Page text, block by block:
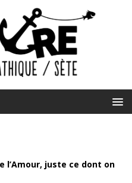
l’Amour, juste ce dont on